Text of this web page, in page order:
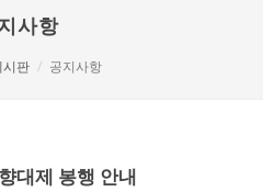
사항
시판 공지사항
대제 봉행 안내